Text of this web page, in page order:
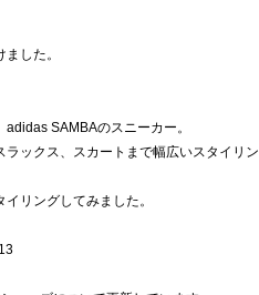
した。
SAMBAのスニーカー。
ラックス、スカートまで幅広いスタイリン
リングしてみました。